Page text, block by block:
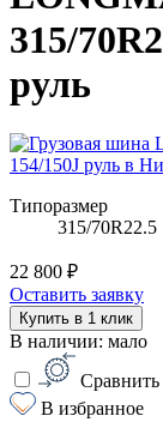
315/
руль
Типоразмер
315/70R22.5
22 800 ₽
Оставить заявку
Купить в 1 клик
В наличии: мало
Сравнить
В избранное